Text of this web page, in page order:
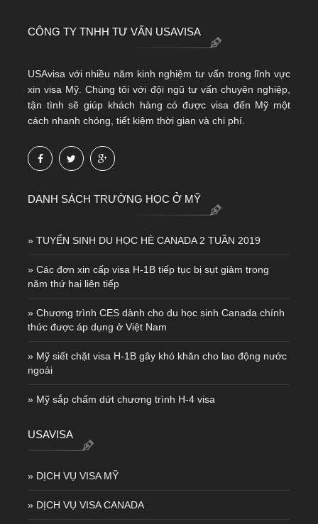
CÔNG TY TNHH TƯ VẤN USAVISA
USAvisa với nhiều năm kinh nghiệm tư vấn trong lĩnh vực
xin visa Mỹ. Chúng tôi với đội ngũ tư vấn chuyên nghiệp,
tận tình sẽ giúp khách hàng có được visa đến Mỹ một
cách nhanh chóng, tiết kiệm thời gian và chi phí.
DANH SÁCH TRƯỜNG HỌC Ở MỸ
» TUYỂN SINH DU HỌC HÈ CANADA 2 TUẦN 2019
» Các đơn xin cấp visa H-1B tiếp tục bị sụt giảm trong
năm thứ hai liên tiếp
» Chương trình CES dành cho du học sinh Canada chính
thức được áp dụng ở Việt Nam
» Mỹ siết chặt visa H-1B gây khó khăn cho lao động nước
ngoài
» Mỹ sắp chấm dứt chương trình H-4 visa
USAVISA
» DỊCH VỤ VISA MỸ
» DỊCH VỤ VISA CANADA